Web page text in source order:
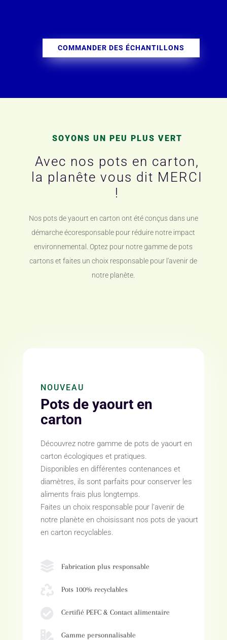
COMMANDER DES ÉCHANTILLONS
SOYONS UN PEU PLUS VERT
Avec nos pots en carton,
la planête vous dit MERCI
!
Nos pots de yaourt en carton ont été conçus dans une
démarche écoresponsable pour réduire notre impact
environnemental. Optez pour notre gamme de pots
cartons et faites un choix responsable pour l'avenir de
notre planète.
NOUVEAU
Pots de yaourt en
carton
Découvrez notre gamme de pots de yaourt en
carton écologiques et pratiques.
Disponibles en différentes contenances et
diamètres, ils sont parfaits pour conserver les
aliments frais plus longtemps.
Faites un choix responsable pour l'avenir de
notre planète en choisissant nos pots de yaourt
en carton recyclables.
Fabrication plus responsable
Pots 100% recyclables
Certifié PEFC & Contact alimentaire
Gamme personnalisable